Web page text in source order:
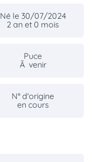
Né le 30/07/2024
2 an et 0 mois
Puce
Ã venir
N° d'origine
en cours